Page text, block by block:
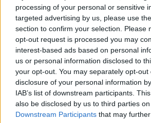
processing of your personal or sensitive
targeted advertising by us, please use
section to confirm your selection. Please
opt-out request is processed you may
interest-based ads based on personal
us or personal information disclosed to
your opt-out. You may separately opt-
disclosure of your personal information
IAB’s list of downstream participants.
also be disclosed by us to third parties
Downstream Participants that may
evacuare praid Raed
salina